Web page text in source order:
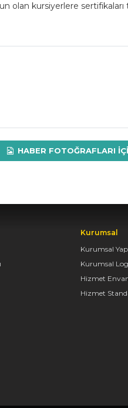
olan kursiyerlere sertifikaları
HABER FOTOĞRAFLARI
Kurumsal
Kurumsal
Kurumsal
Hizmet
Hizmet